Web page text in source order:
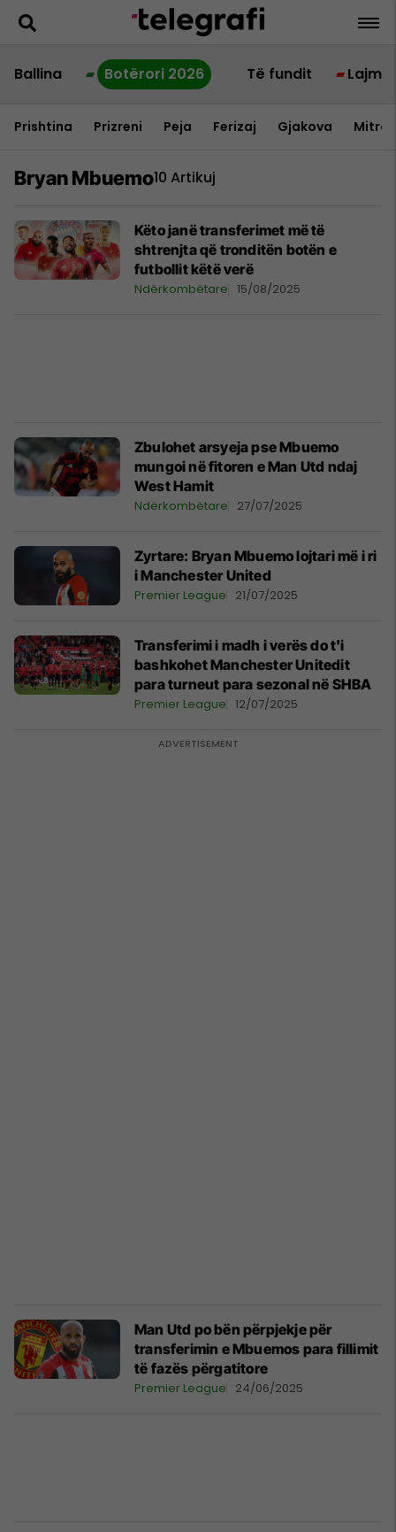
Ballina Botërori 2026 Të fundit Lajme
Prishtina Prizreni Peja Ferizaj Gjakova
Bryan Mbuemo10 Artikuj
Këto janë transferimet më të
shtrenjta që tronditën botën e
futbollit këtë verë
Ndërkombëtare 15/08/2025
Zbulohet arsyeja pse Mbuemo
mungoi në fitoren e Man Utd ndaj
West Hamit
Ndërkombëtare 27/07/2025
Zyrtare: Bryan Mbuemo lojtari më i ri
i Manchester United
Premier League 21/07/2025
Transferimi i madh i verës do t'i
bashkohet Manchester Unitedit
para turneut para sezonal në SHBA
Premier League 12/07/2025
Man Utd po bën përpjekje për
transferimin e Mbuemos para fillimit
të fazës përgatitore
Premier League 24/06/2025